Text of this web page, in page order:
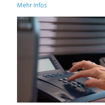
Mehr Infos